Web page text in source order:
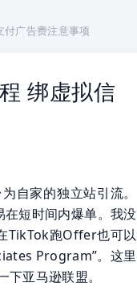
广告费注意事项
绑虚拟信
自家的独立站引流。
短时间内爆单。我没
TikTok跑Offer也可以
Program”。这里
亚马逊联盟。